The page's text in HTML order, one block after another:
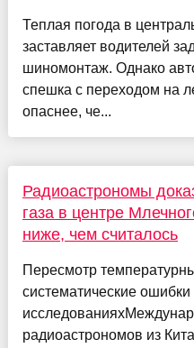
Теплая погода в
заставляет водителей
шиномонтаж. Однако
спешка с переходом на
опаснее, че...
Радиоастрономы
газа в центре
ниже, чем считалось
Пересмотр
систематические
радиоастрономов из